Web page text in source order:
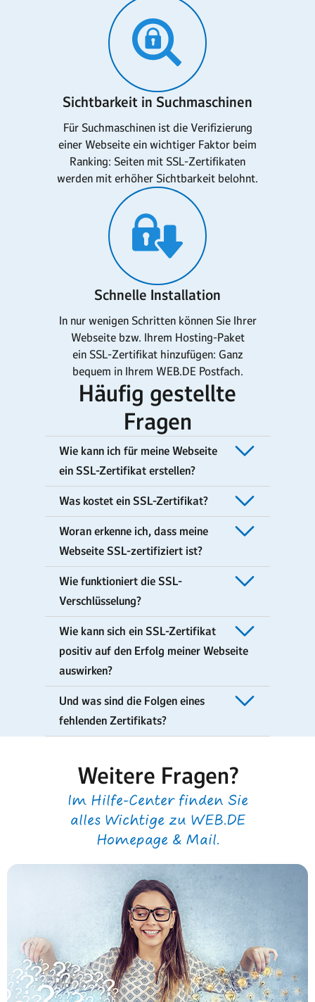
Sichtbarkeit in Suchmaschinen
Für Suchmaschinen ist die Verifizierung
einer Webseite ein wichtiger Faktor beim
Ranking: Seiten mit SSL-Zertifikaten
werden mit erhöher Sichtbarkeit belohnt.
Schnelle Installation
In nur wenigen Schritten können Sie Ihrer
Webseite bzw. Ihrem Hosting-Paket
ein SSL-Zertifikat hinzufügen: Ganz
bequem in Ihrem WEB.DE Postfach.
Häufig gestellte
Fragen
Wie kann ich für meine Webseite
ein SSL-Zertifikat erstellen?
Was kostet ein SSL-Zertifikat?
Woran erkenne ich, dass meine
Webseite SSL-zertifiziert ist?
Wie funktioniert die SSL-
Verschlüsselung?
Wie kann sich ein SSL-Zertifikat
positiv auf den Erfolg meiner Webseite
auswirken?
Und was sind die Folgen eines
fehlenden Zertifikats?
Weitere Fragen?
Im Hilfe-Center finden Sie
alles Wichtige zu WEB.DE
Homepage & Mail.